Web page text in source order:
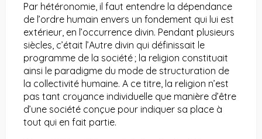
Par hétéronomie, il faut entendre la dépendance
de l’ordre humain envers un fondement qui lui est
extérieur, en l’occurrence divin. Pendant plusieurs
siècles, c’était l’Autre divin qui définissait le
programme de la société ; la religion constituait
ainsi le paradigme du mode de structuration de
la collectivité humaine. A ce titre, la religion n’est
pas tant croyance individuelle que manière d’être
d’une société conçue pour indiquer sa place à
tout qui en fait partie.